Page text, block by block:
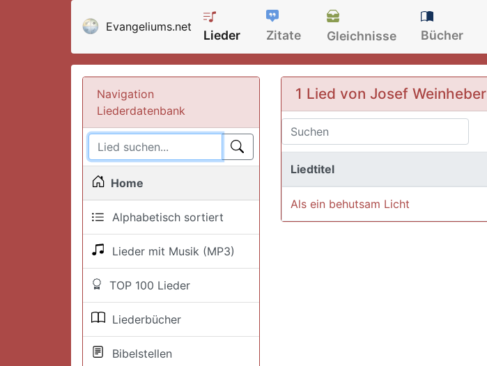
Evangeliums.net
Lieder Zitate Gleichnisse Bücher
Navigation
Liederdatenbank
Home
Alphabetisch sortiert
Lieder mit Musik (MP3)
TOP 100 Lieder
Liederbücher
Bibelstellen
1 Lied von Josef Weinheber
Liedtitel
Als ein behutsam Licht